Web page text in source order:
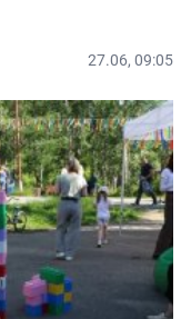
27.06, 09:05